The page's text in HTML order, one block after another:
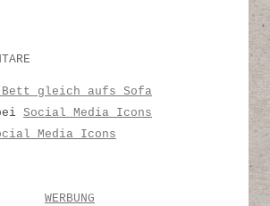
Bett gleich aufs Sofa
Social Media Icons
Media Icons
WERBUNG